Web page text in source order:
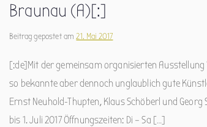
Braunau (A)[:]
Beitrag gepostet am21. Mai 2017
[:de]Mit der gemeinsam organisierten Ausstellung
so bekannte aber dennoch unglaublich gute
Ernst Neuhold-Thupten, Klaus Schöberl und Georg
bis 1. Juli 2017 Öffnungszeiten: Di – Sa […]